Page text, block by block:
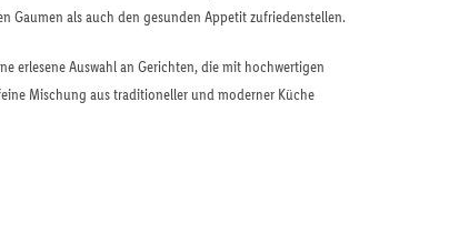
Gaumen als auch den gesunden Appetit zufriedenstellen.
erlesene Auswahl an Gerichten, die mit hochwertigen
Mischung aus traditioneller und moderner Küche